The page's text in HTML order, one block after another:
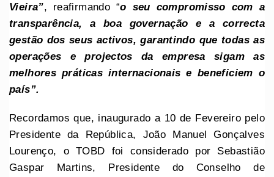
Vieira”, reafirmando “o seu compromisso com a
transparência, a boa governação e a correcta
gestão dos seus activos, garantindo que todas as
operações e projectos da empresa sigam as
melhores práticas internacionais e beneficiem o
país”.
Recordamos que, inaugurado a 10 de Fevereiro pelo
Presidente da República, João Manuel Gonçalves
Lourenço, o TOBD foi considerado por Sebastião
Gaspar Martins, Presidente do Conselho de